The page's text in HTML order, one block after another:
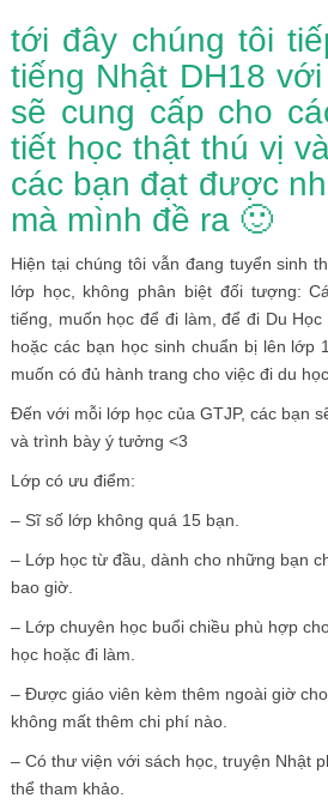
tới đây chúng tôi
tiếng Nhật DH18
sẽ cung cấp cho
tiết học thật thú vị
các bạn đạt được
mà mình đề ra 🙂
Hiện tại chúng tôi vẫn đang tuyển sinh
lớp học, không phân biệt đối tượng:
tiếng, muốn học để đi làm, để đi Du
hoặc các bạn học sinh chuẩn bị lên lớp
muốn có đủ hành trang cho việc đi du
Đến với mỗi lớp học của GTJP, các bạn
và trình bày ý tưởng <3
Lớp có ưu điểm:
– Sĩ số lớp không quá 15 bạn.
– Lớp học từ đầu, dành cho những bạn
bao giờ.
– Lớp chuyên học buổi chiều phù hợp
học hoặc đi làm.
– Được giáo viên kèm thêm ngoài giờ
không mất thêm chi phí nào.
– Có thư viện với sách học, truyện Nhật
thể tham khảo.